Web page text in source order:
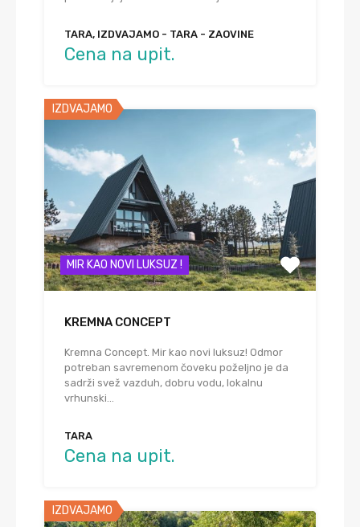
TARA, IZDVAJAMO - TARA - ZAOVINE
Cena na upit.
IZDVAJAMO
MIR KAO NOVI LUKSUZ !
KREMNA CONCEPT
Kremna Concept. Mir kao novi luksuz! Odmor
potreban savremenom čoveku poželjno je da
sadrži svež vazduh, dobru vodu, lokalnu
vrhunski…
TARA
Cena na upit.
IZDVAJAMO